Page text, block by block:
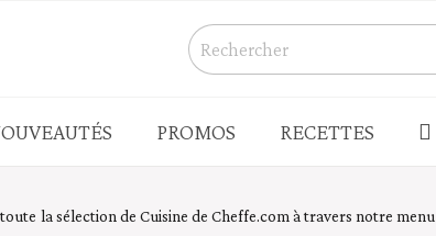
PROMOS RECETTES
la sélection de Cuisine de Cheffe.com à travers notre menu